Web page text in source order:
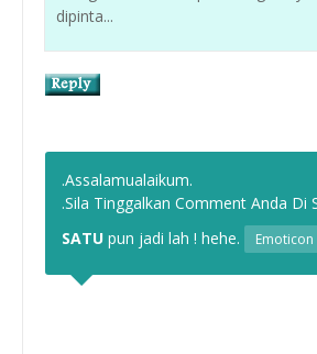
dipinta...
.Assalamualaikum.
.Sila Tinggalkan Comment Anda Di
SATU pun jadi lah ! hehe. Emoticon